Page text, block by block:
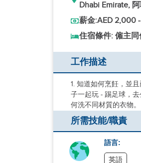
Dhabi Emirate,
薪金:AED 2,000
住宿條件: 僱主同
工作描述
1. 知道如何烹飪，並
子一起玩 - 踢足球，
何洗不同材質的衣物。
所需技能/職責
語言:
英語